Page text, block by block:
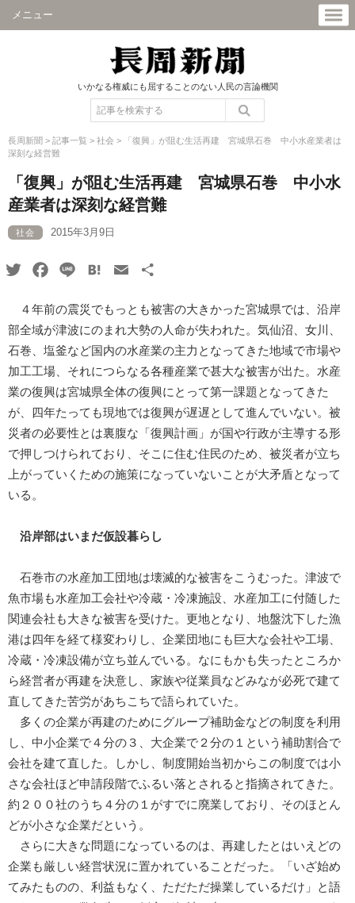
メニュー
いかなる権威にも屈することのない人民の言論機関
長周新聞 > 記事一覧 > 社会 >
「復興」が阻む生活再建 宮城県石巻 中小水産業者は
深刻な経営難
「復興」が阻む生活再建 宮城県石巻 中小水
産業者は深刻な経営難
社会 2015年3月9日
TwitterFacebook
Line HatenaEmail
４年前の震災でもっとも被害の大きかった宮城県では、沿岸
部全域が津波にのまれ大勢の人命が失われた。気仙沼、女川、
石巻、塩釜など国内の水産業の主力となってきた地域で市場や
加工工場、それにつらなる各種産業で甚大な被害が出た。水産
業の復興は宮城県全体の復興にとって第一課題となってきた
が、四年たっても現地では復興が遅遅として進んでいない。被
災者の必要性とは裏腹な「復興計画」が国や行政が主導する形
で押しつけられており、そこに住む住民のため、被災者が立ち
上がっていくための施策になっていないことが大矛盾となって
いる。
沿岸部はいまだ仮設暮らし
石巻市の水産加工団地は壊滅的な被害をこうむった。津波で
魚市場も水産加工会社や冷蔵・冷凍施設、水産加工に付随した
関連会社も大きな被害を受けた。更地となり、地盤沈下した漁
港は四年を経て様変わりし、企業団地にも巨大な会社や工場、
冷蔵・冷凍設備が立ち並んでいる。なにもかも失ったところか
ら経営者が再建を決意し、家族や従業員などみなが必死で建て
直してきた苦労があちこちで語られていた。
多くの企業が再建のためにグループ補助金などの制度を利用
し、中小企業で４分の３、大企業で２分の１という補助割合で
会社を建て直した。しかし、制度開始当初からこの制度では小
さな会社ほど申請段階でふるい落とされると指摘されてきた。
約２００社のうち４分の１がすでに廃業しており、そのほとん
どが小さな企業だという。
さらに大きな問題になっているのは、再建したとはいえどの
企業も厳しい経営状況に置かれていることだった。「いざ始め
てみたものの、利益もなく、ただただ操業しているだけ」と語